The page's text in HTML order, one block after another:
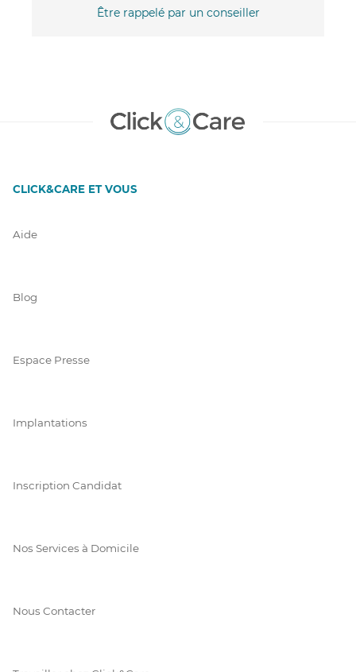
Être rappelé par un conseiller
CLICK&CARE ET VOUS
Aide
Blog
Espace Presse
Implantations
Inscription Candidat
Nos Services à Domicile
Nous Contacter